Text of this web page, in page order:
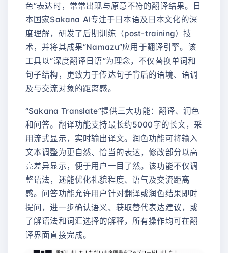
色”表达时，常常出现与原意不符的翻译结果。日
本国家Sakana AI专注于日本语及日本文化的深
度理解，研发了后期训练（post-training）技
术，并将其成果“Namazu”应用于翻译引擎。该
工具以“深度翻译日语”为理念，不仅替换单词和
句子结构，更致力于传达句子背后的语境、语调
及与交流对象的距离感。
“Sakana Translate”提供三大功能：翻译、润色
和问答。翻译功能支持最长约5000字的长文，采
用流式显示，实时输出译文。润色功能可将输入
文本调整为更自然、恰当的表达，修改部分以高
亮差异显示，便于用户一目了然。该功能不仅调
整语法，还能优化礼貌程度、语气及交流距离
感。问答功能允许用户针对翻译或润色结果即时
提问，进一步确认语义、获取替代表达建议，或
了解语法和词汇选择的解释，所有操作均可在翻
译界面直接完成。